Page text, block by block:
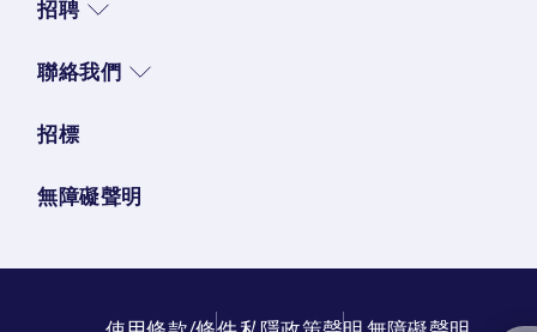
招聘
聯絡我們
招標
無障礙聲明